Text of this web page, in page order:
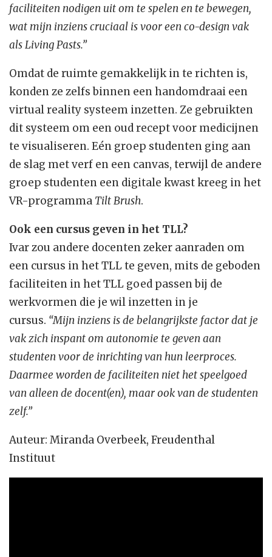
faciliteiten nodigen uit om te spelen en te bewegen,
wat mijn inziens cruciaal is voor een co-design vak
als Living Pasts.”
Omdat de ruimte gemakkelijk in te richten is,
konden ze zelfs binnen een handomdraai een
virtual reality systeem inzetten. Ze gebruikten
dit systeem om een oud recept voor medicijnen
te visualiseren. Eén groep studenten ging aan
de slag met verf en een canvas, terwijl de andere
groep studenten een digitale kwast kreeg in het
VR-programma Tilt Brush.
Ook een cursus geven in het TLL?
Ivar zou andere docenten zeker aanraden om
een cursus in het TLL te geven, mits de geboden
faciliteiten in het TLL goed passen bij de
werkvormen die je wil inzetten in je
cursus. “Mijn inziens is de belangrijkste factor dat je
vak zich inspant om autonomie te geven aan
studenten voor de inrichting van hun leerproces.
Daarmee worden de faciliteiten niet het speelgoed
van alleen de docent(en), maar ook van de studenten
zelf.”
Auteur: Miranda Overbeek, Freudenthal
Instituut